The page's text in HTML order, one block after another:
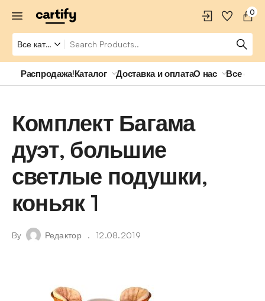
0
Распродажа!Каталог Доставка и оплатаО нас Все о
Комплект Багама
дуэт, большие
светлые подушки,
коньяк 1
By Редактор 12.08.2019